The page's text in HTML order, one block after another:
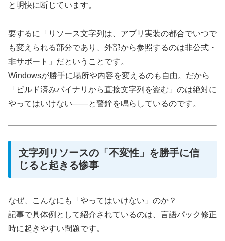
と明快に断じています。
要するに「リソース文字列は、アプリ実装の都合でいつで
も変えられる部分であり、外部から参照するのは非公式・
非サポート」だということです。
Windowsが勝手に場所や内容を変えるのも自由。だから
「ビルド済みバイナリから直接文字列を盗む」のは絶対に
やってはいけない――と警鐘を鳴らしているのです。
文字列リソースの「不変性」を勝手に信
じると起きる惨事
なぜ、こんなにも「やってはいけない」のか？
記事で具体例として紹介されているのは、言語パック修正
時に起きやすい問題です。